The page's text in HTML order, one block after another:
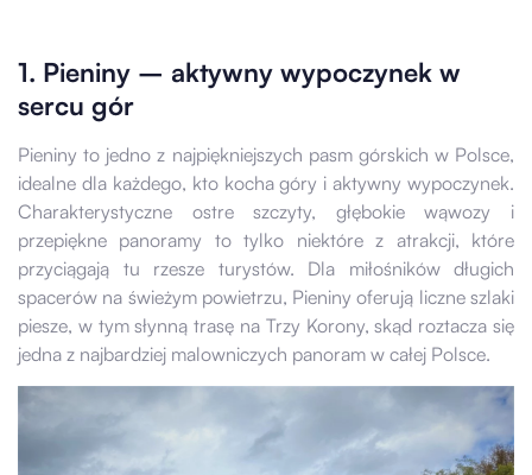
1. Pieniny – aktywny wypoczynek w
sercu gór
Pieniny to jedno z najpiękniejszych pasm górskich w Polsce,
idealne dla każdego, kto kocha góry i aktywny wypoczynek.
Charakterystyczne ostre szczyty, głębokie wąwozy i
przepiękne panoramy to tylko niektóre z atrakcji, które
przyciągają tu rzesze turystów. Dla miłośników długich
spacerów na świeżym powietrzu, Pieniny oferują liczne szlaki
piesze, w tym słynną trasę na Trzy Korony, skąd roztacza się
jedna z najbardziej malowniczych panoram w całej Polsce.